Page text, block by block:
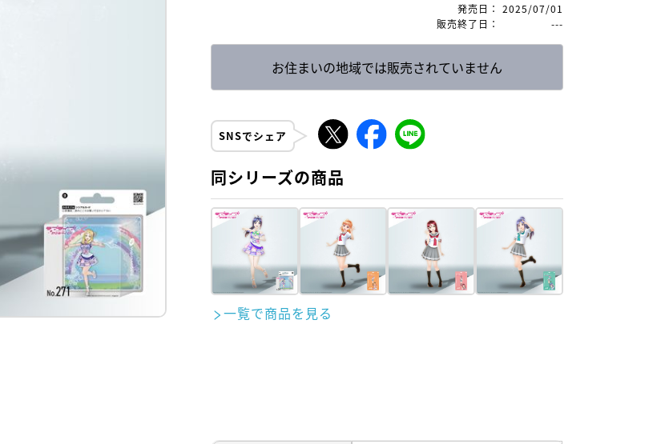
発売日 ： 2025/07/01
販売終了日 ： ---
お住まいの地域では販売されていません
SNSでシェア
同シリーズの商品
一覧で商品を見る